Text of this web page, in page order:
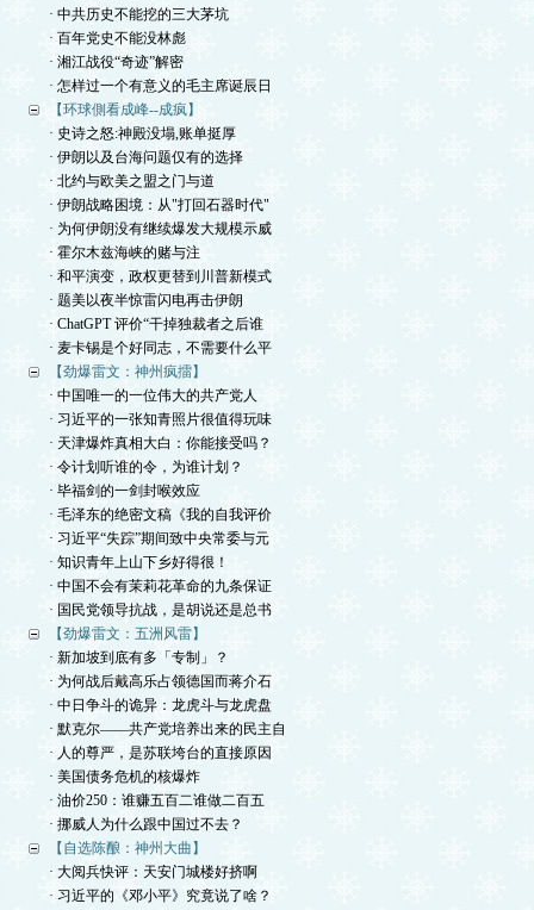
· 中共历史不能挖的三大茅坑
· 百年党史不能没林彪
· 湘江战役“奇迹”解密
· 怎样过一个有意义的毛主席诞辰日
【环球側看成峰--成疯】
· 史诗之怒:神殿没塌,账单挺厚
· 伊朗以及台海问题仅有的选择
· 北约与欧美之盟之门与道
· 伊朗战略困境：从"打回石器时代"
· 为何伊朗没有继续爆发大规模示威
· 霍尔木兹海峡的赌与注
· 和平演变，政权更替到川普新模式
· 题美以夜半惊雷闪电再击伊朗
· ChatGPT 评价“干掉独裁者之后谁
· 麦卡锡是个好同志，不需要什么平
【劲爆雷文：神州疯擂】
· 中国唯一的一位伟大的共产党人
· 习近平的一张知青照片很值得玩味
· 天津爆炸真相大白：你能接受吗？
· 令计划听谁的令，为谁计划？
· 毕福剑的一剑封喉效应
· 毛泽东的绝密文稿《我的自我评价
· 习近平“失踪”期间致中央常委与元
· 知识青年上山下乡好得很！
· 中国不会有茉莉花革命的九条保证
· 国民党领导抗战，是胡说还是总书
【劲爆雷文：五洲风雷】
· 新加坡到底有多「专制」？
· 为何战后戴高乐占领德国而蒋介石
· 中日争斗的诡异：龙虎斗与龙虎盘
· 默克尔——共产党培养出来的民主自
· 人的尊严，是苏联垮台的直接原因
· 美国债务危机的核爆炸
· 油价250：谁赚五百二谁做二百五
· 挪威人为什么跟中国过不去？
【自选陈酿：神州大曲】
· 大阅兵快评：天安门城楼好挤啊
· 习近平的《邓小平》究竟说了啥？